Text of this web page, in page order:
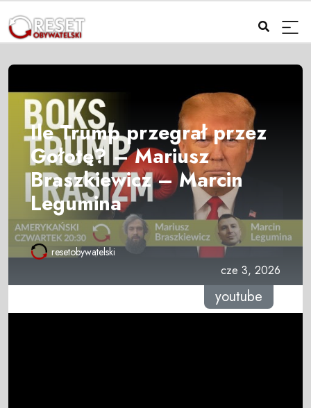
Ile Trump przegrał przez
Gołotę? – Mariusz
Braszkiewicz – Marcin
Legumina
resetobywatelski
cze 3, 2026
youtube